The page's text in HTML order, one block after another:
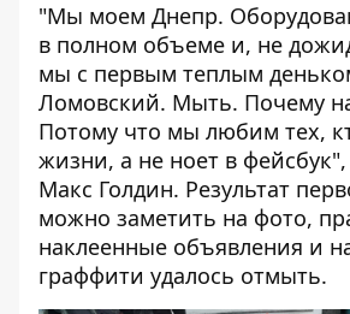
"Мы моем Днепр.
в полном объеме и, не
мы с первым теплым
Ломовский. Мыть. Почему
Потому что мы любим тех,
жизни, а не ноет в
Макс Голдин. Результат
можно заметить на фото,
наклеенные объявления и
граффити удалось отмыть.